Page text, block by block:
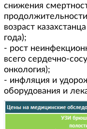
снижения
возраст
года);
- рост
всего сердечно-
онкология);
- инфляция и
оборудования и